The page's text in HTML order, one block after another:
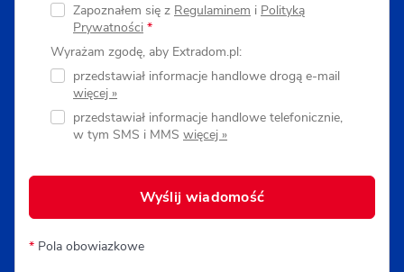
Zapoznałem się z Regulaminem i Polityką
Prywatności *
Wyrażam zgodę, aby Extradom.pl:
przedstawiał informacje handlowe drogą e-mail
przedstawiał informacje handlowe telefonicznie,
w tym SMS i MMS
Wyślij wiadomość
* Pola obowiazkowe